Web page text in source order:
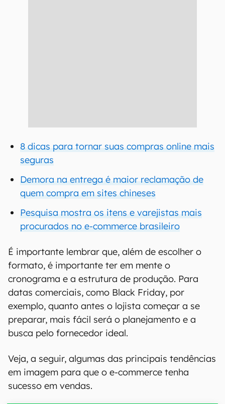
8 dicas para tornar suas compras online mais
seguras
Demora na entrega é maior reclamação de
quem compra em sites chineses
Pesquisa mostra os itens e varejistas mais
procurados no e-commerce brasileiro
É importante lembrar que, além de escolher o
formato, é importante ter em mente o
cronograma e a estrutura de produção. Para
datas comerciais, como Black Friday, por
exemplo, quanto antes o lojista começar a se
preparar, mais fácil será o planejamento e a
busca pelo fornecedor ideal.
Veja, a seguir, algumas das principais tendências
em imagem para que o e-commerce tenha
sucesso em vendas.